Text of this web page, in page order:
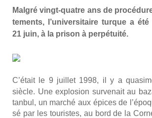
Mal­gré vingt-quatre ans de
te­ments, l’universitaire turque a
21 juin, à la pri­son à per­pé­tui­té.
C’était le 9 juillet 1998, il y a
siècle. Une explo­sion sur­ve­nait au
tan­bul, un mar­ché aux épices de
sé par les tou­ristes, au bord de la